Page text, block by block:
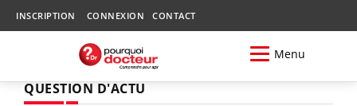
INSCRIPTION CONNEXION CONTACT
Menu
QUESTION D'ACTU